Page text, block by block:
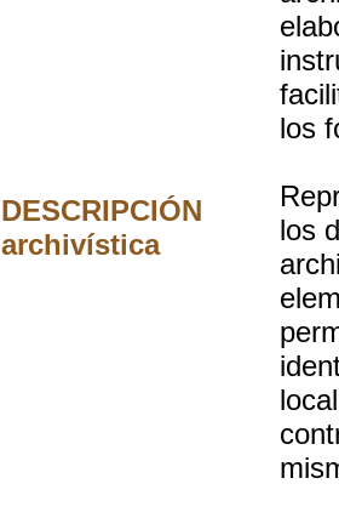
los
DESCRIPCIÓN
archivística
los